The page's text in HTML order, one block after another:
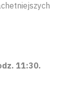
11:30.